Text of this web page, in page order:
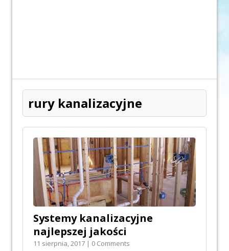
rury kanalizacyjne
Systemy kanalizacyjne
najlepszej jakości
11 sierpnia, 2017 | 0 Comments